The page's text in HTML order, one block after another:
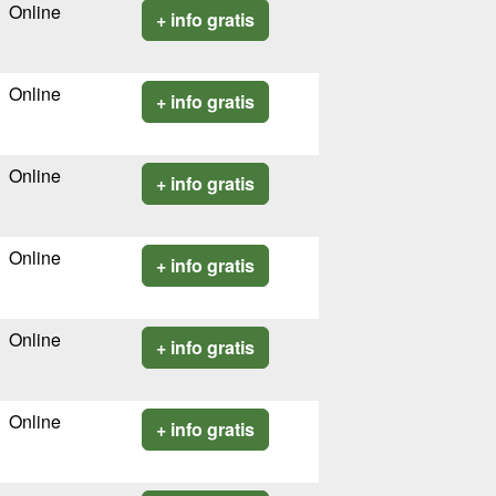
Online + info gratis
Online + info gratis
Online + info gratis
Online + info gratis
Online + info gratis
Online + info gratis